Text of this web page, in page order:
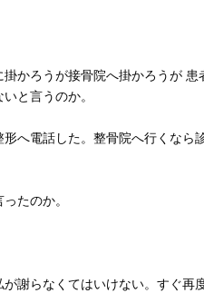
かろうが接骨院へ掛かろうが 患
と言うのか。
へ電話した。整骨院へ行くなら
たのか。
謝らなくてはいけない。すぐ再